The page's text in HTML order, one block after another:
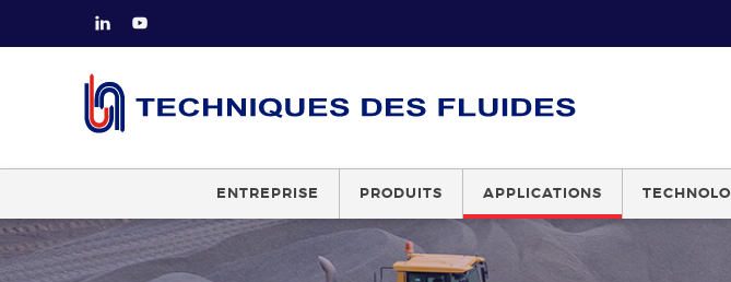
ENTREPRISE PRODUITS APPLICATIONS